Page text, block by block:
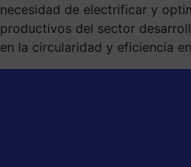
necesidad de electrificar y
productivos del sector
en la circularidad y eficiencia